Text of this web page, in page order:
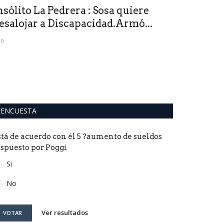
La Pedrera : Sosa quiere
a Discapacidad.Armó...
0
ENCUESTA
de acuerdo con él 5 ?aumento de sueldos
por Poggi
Si
No
VOTAR Ver resultados